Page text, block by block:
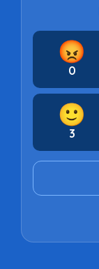
😡
0
🙂
3